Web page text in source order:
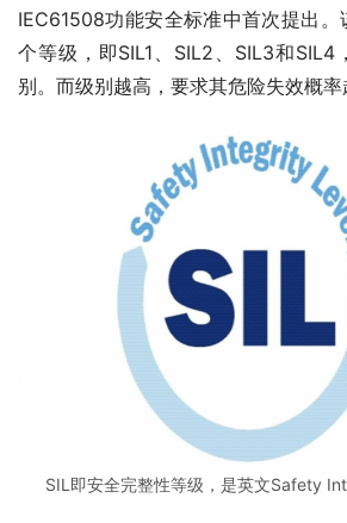
IEC61508功能安全标准中首次提出
个等级，即SIL1、SIL2、SIL3和SIL4
别。而级别越高，要求其危险失效概率
SIL即安全完整性等级，是英文Safety